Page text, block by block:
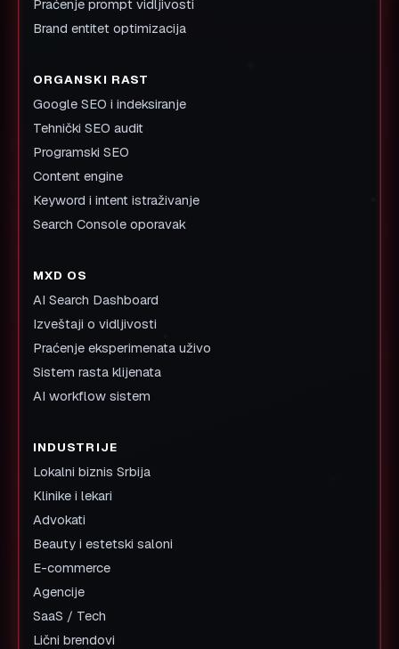
Praćenje prompt vidljivosti
Brand entitet optimizacija
ORGANSKI RAST
Google SEO i indeksiranje
Tehnički SEO audit
Programski SEO
Content engine
Keyword i intent istraživanje
Search Console oporavak
MXD OS
AI Search Dashboard
Izveštaji o vidljivosti
Praćenje eksperimenata uživo
Sistem rasta klijenata
AI workflow sistem
INDUSTRIJE
Lokalni biznis Srbija
Klinike i lekari
Advokati
Beauty i estetski saloni
E-commerce
Agencije
SaaS / Tech
Lični brendovi